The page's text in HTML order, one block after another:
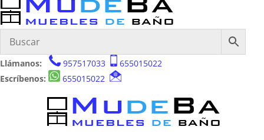
Llámanos: 957517033
655015022
Escríbenos:
655015022